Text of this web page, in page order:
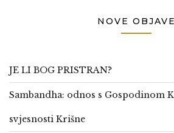
NOVE OBJAVE
JE LI BOG PRISTRAN?
Sambandha: odnos s Gospodinom
svjesnosti Krišne